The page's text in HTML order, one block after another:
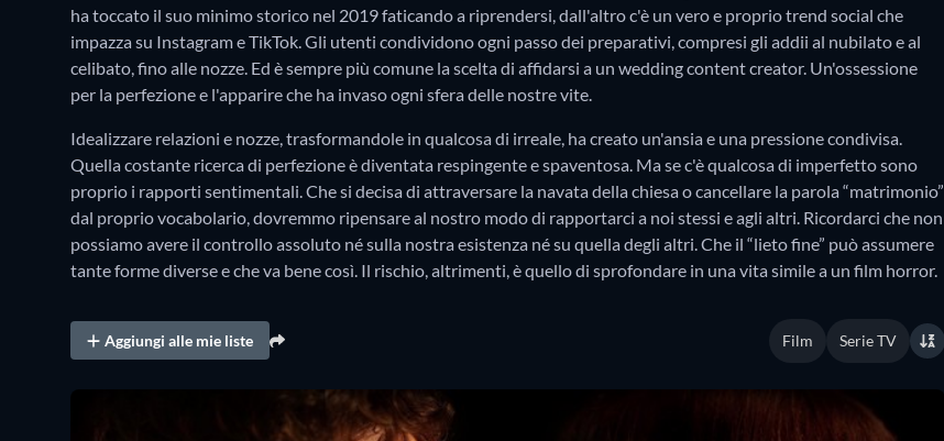
ha toccato il suo minimo storico nel 2019 faticando a riprendersi, dall'altro c'è un vero e proprio trend social che
impazza su Instagram e TikTok. Gli utenti condividono ogni passo dei preparativi, compresi gli addii al nubilato e al
celibato, fino alle nozze. Ed è sempre più comune la scelta di affidarsi a un wedding content creator. Un'ossessione
per la perfezione e l'apparire che ha invaso ogni sfera delle nostre vite.
Idealizzare relazioni e nozze, trasformandole in qualcosa di irreale, ha creato un'ansia e una pressione condivisa.
Quella costante ricerca di perfezione è diventata respingente e spaventosa. Ma se c'è qualcosa di imperfetto sono
proprio i rapporti sentimentali. Che si decisa di attraversare la navata della chiesa o cancellare la parola “matrimonio”
dal proprio vocabolario, dovremmo ripensare al nostro modo di rapportarci a noi stessi e agli altri. Ricordarci che non
possiamo avere il controllo assoluto né sulla nostra esistenza né su quella degli altri. Che il “lieto fine” può assumere
tante forme diverse e che va bene così. Il rischio, altrimenti, è quello di sprofondare in una vita simile a un film horror.
Aggiungi alle mie liste Film Serie TV